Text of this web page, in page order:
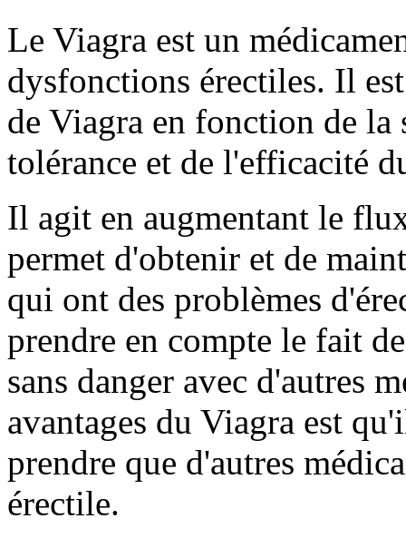
Le Viagra est un
dysfonctions érectiles. Il
de Viagra en fonction de la
tolérance et de l'efficacité
Il agit en augmentant le
permet d'obtenir et de
qui ont des problèmes
prendre en compte le fait
sans danger avec d'autres
avantages du Viagra est
prendre que d'autres
érectile.